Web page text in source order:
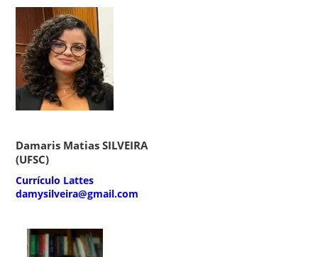
Damaris Matias SILVEIRA
(UFSC)
Currículo Lattes
damysilveira@gmail.com